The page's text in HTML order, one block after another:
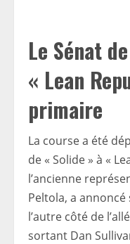
Le Sénat
« Lean
primaire
La course a été
de « Solide » à «
l’ancienne
Peltola, a
l’autre côté de
sortant Dan